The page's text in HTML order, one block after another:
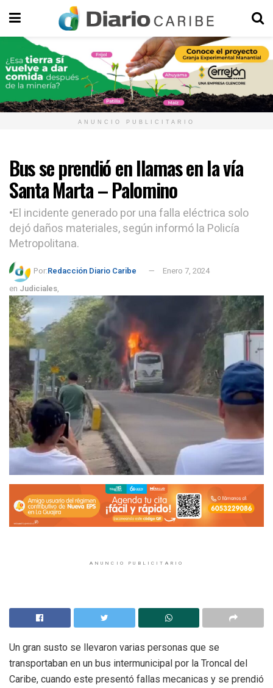
ANUNCIO PUBLICITARIO
Bus se prendió en llamas en la vía
Santa Marta – Palomino
•El incidente generado por una falla eléctrica solo
dejó daños materiales, según informó la Policía
Metropolitana.
Por:Redacción Diario Caribe
Enero 7, 2024
en Judiciales,
ANUNCIO PUBLICITARIO
Un gran susto se llevaron varias personas que se
transportaban en un bus intermunicipal por la Troncal del
Caribe, cuando este presentó fallas mecanicas y se prendió